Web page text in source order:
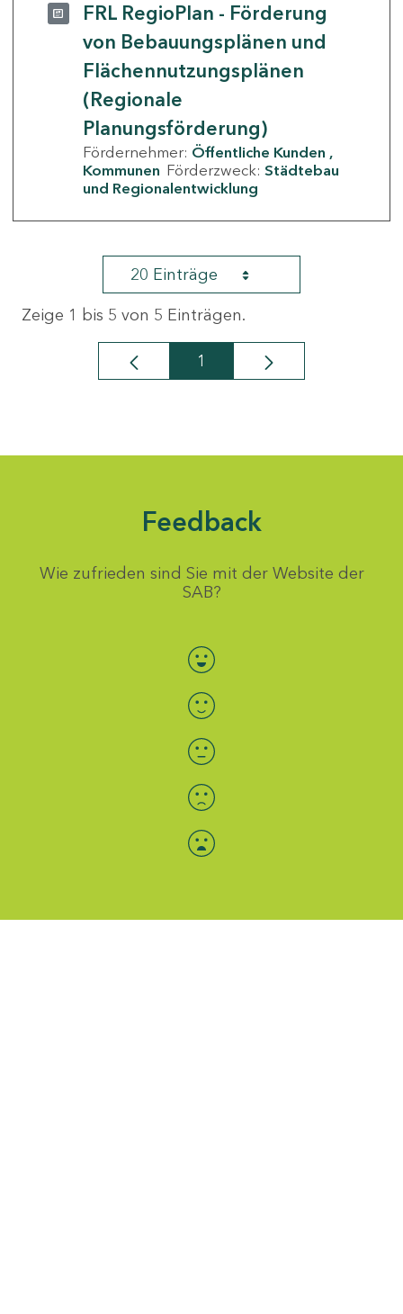
FRL RegioPlan - Förderung
von Bebauungsplänen und
Flächennutzungsplänen
(Regionale
Planungsförderung)
Fördernehmer: Öffentliche Kunden
Kommunen Förderzweck: Städtebau
und Regionalentwicklung
20 Einträge
Zeige 1 bis 5 von 5 Einträgen.
Seite
1
Feedback
Wie zufrieden sind Sie mit der Website der
SAB?
Bewertung auswählen